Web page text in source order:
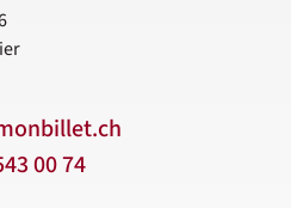
00 74